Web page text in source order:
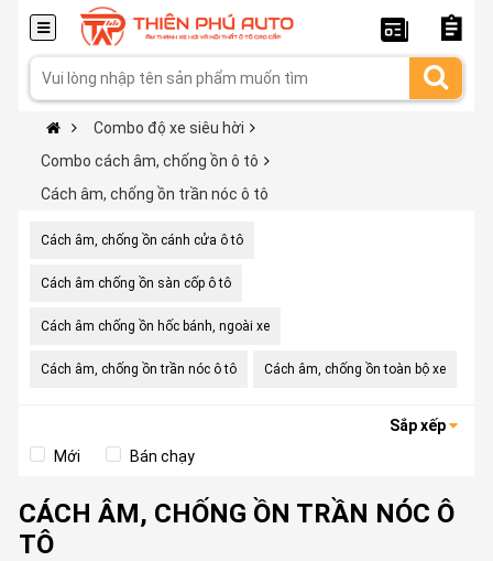
Combo độ xe siêu hời
Combo cách âm, chống ồn ô tô
Cách âm, chống ồn trần nóc ô tô
Cách âm, chống ồn cánh cửa ô tô
Cách âm chống ồn sàn cốp ô tô
Cách âm chống ồn hốc bánh, ngoài xe
Cách âm, chống ồn trần nóc ô tô Cách âm, chống ồn toàn bộ xe
Sắp xếp
Mới
Bán chạy
CÁCH ÂM, CHỐNG ỒN TRẦN NÓC Ô
TÔ